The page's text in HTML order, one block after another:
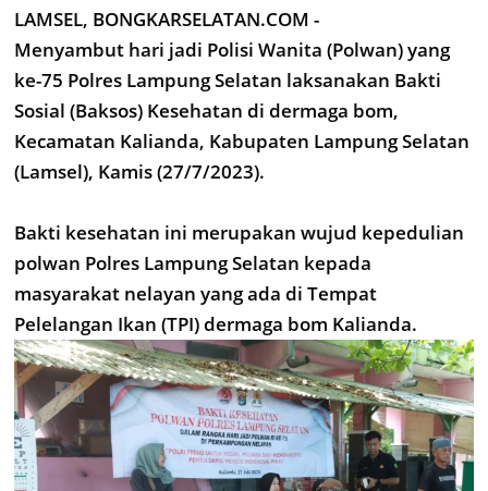
LAMSEL, BONGKARSELATAN.COM -
Menyambut hari jadi Polisi Wanita (Polwan) yang
ke-75 Polres Lampung Selatan laksanakan Bakti
Sosial (Baksos) Kesehatan di dermaga bom,
Kecamatan Kalianda, Kabupaten Lampung Selatan
(Lamsel), Kamis (27/7/2023).
Bakti kesehatan ini merupakan wujud kepedulian
polwan Polres Lampung Selatan kepada
masyarakat nelayan yang ada di Tempat
Pelelangan Ikan (TPI) dermaga bom Kalianda.